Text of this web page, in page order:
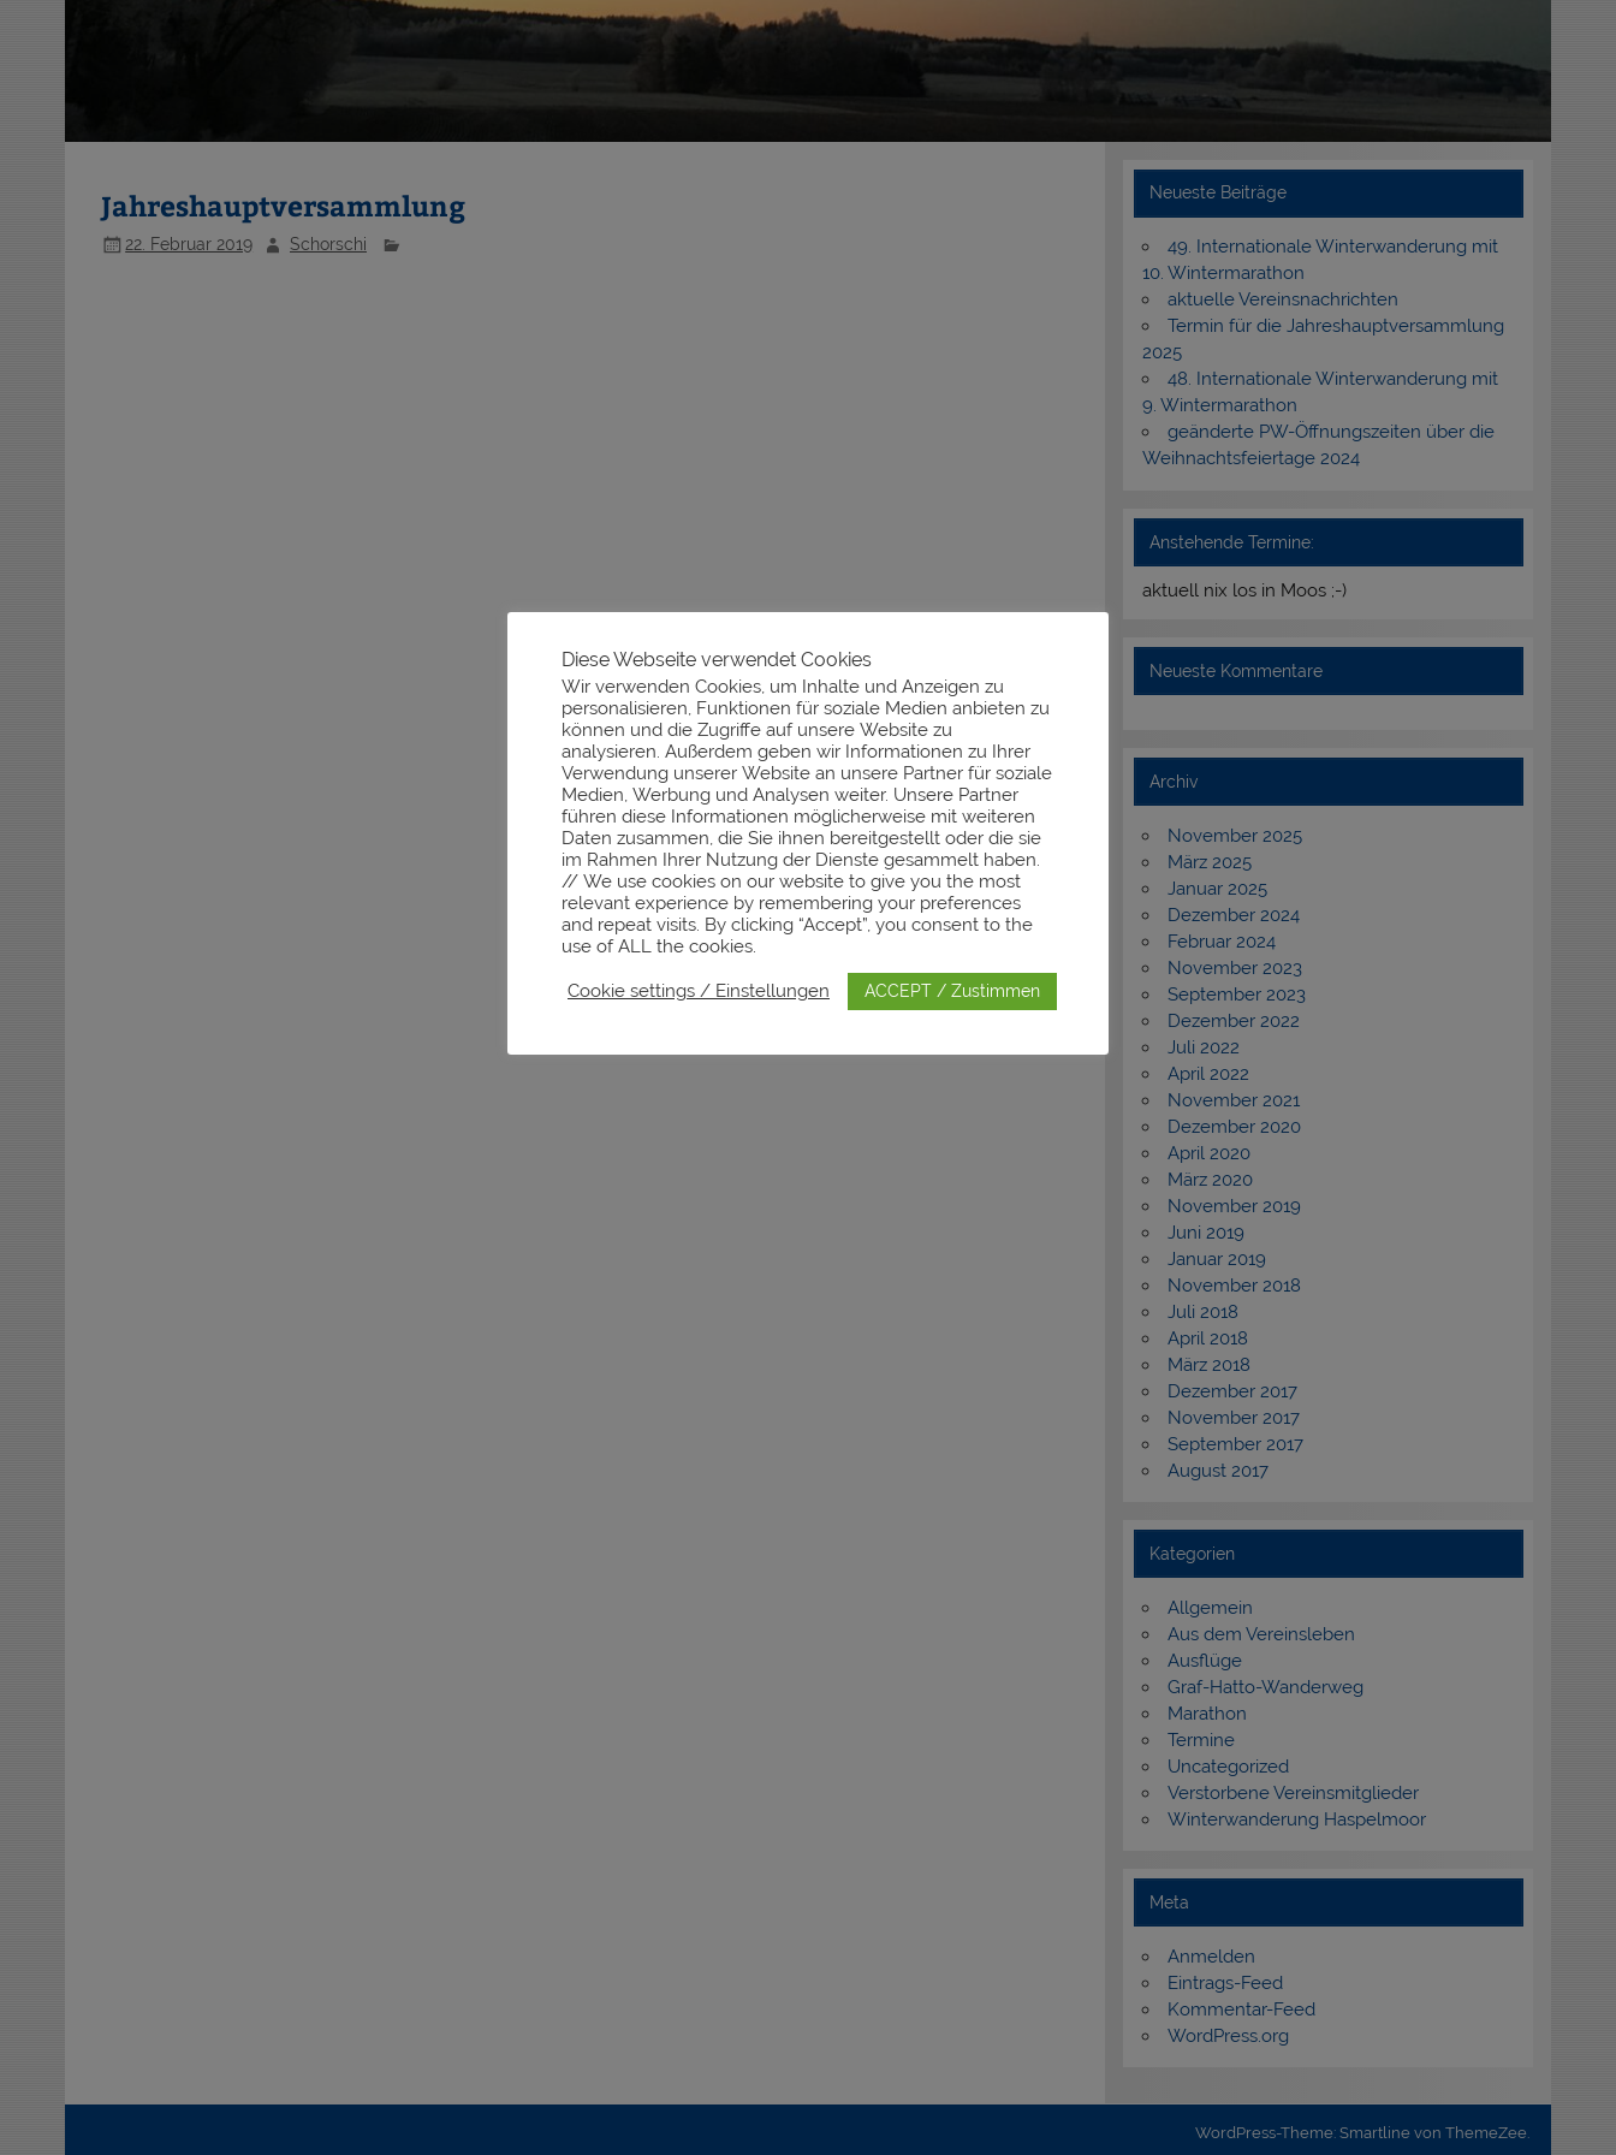
Jahreshauptversammlung
22. Februar 2019 Schorschi
Neueste Beiträge
49. Internationale Winterwanderung mit
10. Wintermarathon
aktuelle Vereinsnachrichten
Termin für die Jahreshauptversammlung
2025
48. Internationale Winterwanderung mit
9. Wintermarathon
geänderte PW-Öffnungszeiten über die
Weihnachtsfeiertage 2024
Anstehende Termine:
aktuell nix los in Moos ;-)
Neueste Kommentare
Archiv
November 2025
März 2025
Januar 2025
Dezember 2024
Februar 2024
November 2023
September 2023
Dezember 2022
Juli 2022
April 2022
November 2021
Dezember 2020
April 2020
März 2020
November 2019
Juni 2019
Januar 2019
November 2018
Juli 2018
April 2018
März 2018
Dezember 2017
November 2017
September 2017
August 2017
Kategorien
Allgemein
Aus dem Vereinsleben
Ausflüge
Graf-Hatto-Wanderweg
Marathon
Termine
Uncategorized
Verstorbene Vereinsmitglieder
Winterwanderung Haspelmoor
Meta
Anmelden
Eintrags-Feed
Kommentar-Feed
WordPress.org
WordPress-Theme: Smartline von ThemeZee.
Diese Webseite verwendet Cookies
Wir verwenden Cookies, um Inhalte und Anzeigen zu
personalisieren, Funktionen für soziale Medien anbieten zu
können und die Zugriffe auf unsere Website zu
analysieren. Außerdem geben wir Informationen zu Ihrer
Verwendung unserer Website an unsere Partner für soziale
Medien, Werbung und Analysen weiter. Unsere Partner
führen diese Informationen möglicherweise mit weiteren
Daten zusammen, die Sie ihnen bereitgestellt oder die sie
im Rahmen Ihrer Nutzung der Dienste gesammelt haben.
// We use cookies on our website to give you the most
relevant experience by remembering your preferences
and repeat visits. By clicking “Accept”, you consent to the
use of ALL the cookies.
Cookie settings / Einstellungen ACCEPT / Zustimmen